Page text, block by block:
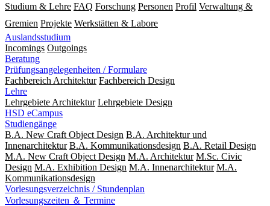
Studium & Lehre FAQ Forschung Personen Profil Verwaltung &
Gremien Projekte Werkstätten & Labore
Auslandsstudium
Incomings Outgoings
Beratung
Prüfungsangelegenheiten / Formulare
Fachbereich Architektur Fachbereich Design
Lehre
Lehrgebiete Architektur Lehrgebiete Design
HSD eCampus
Studiengänge
B.A. New Craft Object Design B.A. Architektur und
Innenarchitektur B.A. Kommunikationsdesign B.A. Retail Design
M.A. New Craft Object Design M.A. Architektur M.Sc. Civic
Design M.A. Exhibition Design M.A. Innenarchitektur M.A.
Kommunikationsdesign
Vorlesungsverzeichnis / Stundenplan
Vorlesungszeiten ＆ Termine